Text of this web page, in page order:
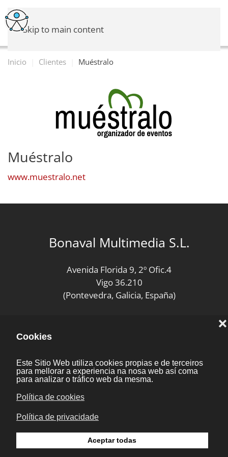
Skip to main content
Inicio Clientes Muéstralo
Muéstralo
www.muestralo.net
Bonaval Multimedia S.L.
Avenida Florida 9, 2º Ofic.4
Vigo 36.210
(Pontevedra, Galicia, España)
Diseño y desarrollo:
Aviso legal Kit Digital